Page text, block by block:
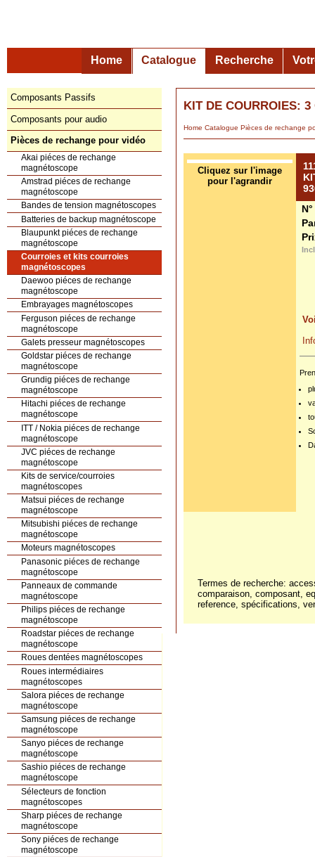
Home Catalogue Recherche
Composants Passifs
Composants pour audio
Pièces de rechange pour vidéo
Akai piéces de rechange
magnétoscope
Amstrad piéces de rechange
magnétoscope
Bandes de tension magnétoscopes
Batteries de backup magnétoscope
Blaupunkt piéces de rechange
magnétoscope
Courroies et kits courroies
magnétoscopes
Daewoo piéces de rechange
magnétoscope
Embrayages magnétoscopes
Ferguson piéces de rechange
magnétoscope
Galets presseur magnétoscopes
Goldstar piéces de rechange
magnétoscope
Grundig piéces de rechange
magnétoscope
Hitachi piéces de rechange
magnétoscope
ITT / Nokia piéces de rechange
magnétoscope
JVC piéces de rechange
magnétoscope
Kits de service/courroies
magnétoscopes
Matsui piéces de rechange
magnétoscope
Mitsubishi piéces de rechange
magnétoscope
Moteurs magnétoscopes
Panasonic piéces de rechange
magnétoscope
Panneaux de commande
magnétoscope
Philips piéces de rechange
magnétoscope
Roadstar piéces de rechange
magnétoscope
Roues dentées magnétoscopes
Roues intermédiaires
magnétoscopes
Salora piéces de rechange
magnétoscope
Samsung piéces de rechange
magnétoscope
Sanyo piéces de rechange
magnétoscope
Sashio piéces de rechange
magnétoscope
Sélecteurs de fonction
magnétoscopes
Sharp piéces de rechange
magnétoscope
Sony piéces de rechange
magnétoscope
KIT DE COURROIES:
Home Catalogue Pièces de rechange
Cliquez sur l'image
pour l'agrandir
Termes de recherche:
comparaison, composant,
reference, spécifications,